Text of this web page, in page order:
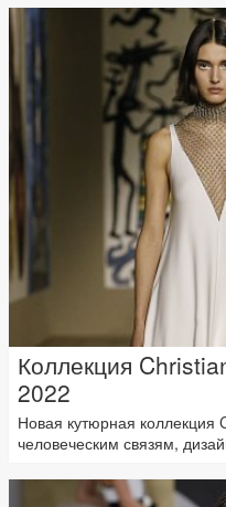
Коллекция
2022
Новая кутюрная коллекция
человеческим связям,